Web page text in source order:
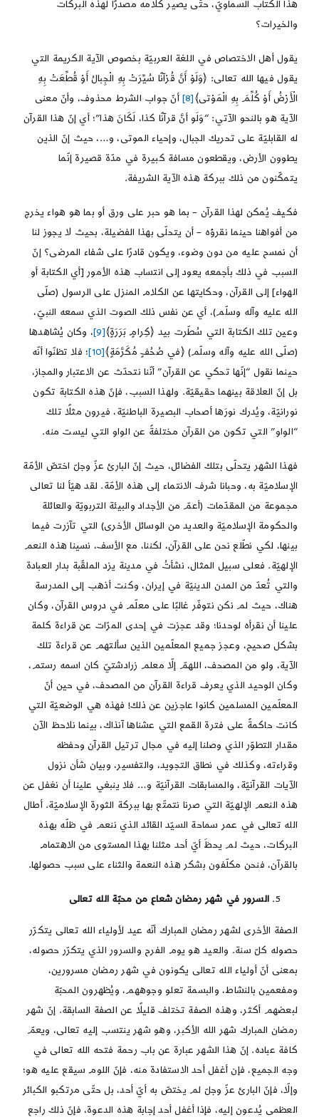
هذا الكتاب السماويّ، حتّى يصير كلامه مصدرًا لهذه البركات
والخيرات؟
يقول أهل الاختصاص في اللغة العربيّة بخصوص الآية الكريمة التي
يقول فيها الله تعالى: ﴿وَلَوْ أَنَّ قُرْآنًا سُيِّرَتْ‏ بِهِ الْجِبالُ أَوْ قُطِّعَتْ بِهِ
الْأَرْضُ أَوْ كُلِّمَ بِهِ الْمَوْتى‏﴾[8]
أنّ جواب الشرط محذوف، وأنّ معنى
الآية هو بالنحو الآتي: “وَلَو أنَّ قرآنًا كذا، لَكَانَ هذا”؛ أي إنّ هذا القرآن
له القابليّة على تحريك الجبال، وإحياء الموتى، و…، حيث إنّ الذين
يطوون الأرض، ويقطعون مسافة كبيرة في مدّة قصيرة إنّما
يتمكّنون من ذلك ببركة هذه الآية الشريفة.
فكيف يُمكن لهذا القرآن – بما هو حبر على ورق أو بما هو هواء يخرج
من أفواهنا حينما نقرؤه – أن يتحلّى بهذا الفضيلة، بحيث لا يجوز لنا
أن نمسح عليه من دون وضوء، ويكون قادرًا على شفاء المرضى؟ إنّ
السبب في ذلك بأجمعه يعود إلى انتساب هذه الأمور [أي الكتابة أو
الهواء] إلى القرآن، وحكايتها عن الكلام المنزل على الرسول (صلّى
الله عليه وآله وسلّم)، أي عن نفس ذلك الصوت الذي سمعه النبيّ،
وعين تلك الكتابة التي سُطّرت بيد ﴿كِرامٍ بَرَرَةٍ﴾[9]
، وكان يُشاهدها
(صلّى الله عليه وآله وسلّم) ﴿في‏ صُحُفٍ مُكَرَّمَةٍ﴾[10]
؛ فلا تظنّوا أنّه
حينما نقول “إنّها تحكي عن القرآن” أنّنا نتحدّث عن الاعتبار والمجاز،
بل إنّ العلاقة بينهما حقيقيّة. ولهذا السبب، فإنّ هذه الكتابة تكون
نورانيّة، ويُدرك نورَها أصحاب البصيرة الباطنيّة، فيرون مثلًا تلك
“الواو” التي تكون من القرآن مختلفةً عن الواو التي ليست منه.
فهذا الشهر يتحلّى بتلك الفضائل، حيث إنّ البارئ عزّ وجلّ اختصّ الأمّة
الإسلاميّة به، وحبانا شرف الانتماء إلى هذه الأمّة. لقد هيّأ لنا تعالى
مجموعة من المقدّمات (أعمّ من الأجداد والبيئة التربويّة والعائلة
والحكومة الإسلاميّة والعديد من الوسائل الأخرى) التي تآزرت فيما
بينها، لكي نطّلع نحن على القرآن، لكننا، مع الأسف، نسينا هذه النعم
الإلهيّة. فعلى سبيل المثال، نشأتُ في مدينة يزد الملقّبة بدار العبادة
والتي تُعدّ من المدن الدينيّة في إيران، وكنت أذهب إلى المدرسة
هناك، حيث لم نكن نتوفّر غالبًا على معلّم في دروس القرآن، وكان
علينا أن نقرأه لوحدنا؛ وقد عجزت في إحدى المرّات عن قراءة كلمة
بشكل صحيح، وعجز جميع المعلّمين الذين سألتهم عن قراءة تلك
الآية، ولو من المصحف، اللهمّ إلّا معلم زرادشتيّ كان اسمه رستم،
وكان الوحيد الذي يعرف قراءة القرآن من المصحف، في حين أنّ
المعلّمين المسلمين كانوا عاجزين عن ذلك! فهذه هي الوضعيّة التي
كانت حاكمةً على فترة القمع التي عشناها آنذاك، بينما نلاحظ الآن
مقدار التطوّر الذي وصلنا إليه في مجال ترتيل القرآن وحفظه
وقراءته، وكذلك في نطاق التجويد، والتفسير، وبيان شأن نزول
الآيات القرآنيّة، والمسابقات القرآنيّة و… فلا ينبغي علينا أن نغفل عن
هذه النعم الإلهيّة التي صرنا نتمتّع بها ببركة الثورة الإسلاميّة. أطال
الله تعالى في عمر سماحة السيّد القائد الذي ننعم في ظلّه بهذه
البركات، حيث لم يحظَ أيّ أحد مثلنا بهذا المستوى من الاهتمام
بالقرآن، فنحن مكلّفون بشكر هذه النعمة والثناء على سبب حصولها.
السرور في شهر رمضان شعاع من محبّة الله تعالى
الصفة الأخرى لشهر رمضان المبارك أنّه عيد لأولياء الله تعالى يتكرّر
حصوله كلّ سنة. والعيد هو يوم الفرح والسرور الذي يتكرّر حصوله،
بمعنى أنّ أولياء الله تعالى يكونون في شهر رمضان مسرورين،
ومفعمين بالنشاط، والبسمة تعلو وجوههم، ويُظهرون المحبّة
لبعضهم أكثر، وهذه الصفة تختلف قليلًا عن الصفة السابقة. إنّ شهر
رمضان المبارك شهر الله الأكبر، وهو شهر ينتسب إليه تعالى، ويعمّ
كافة عباده. إنّ هذا الشهر عبارة عن باب رحمة فتحه الله تعالى في
وجه الجميع، فإن أغفل أحد الاستفادة منه، فإنّ اللوم سيقع عليه هو؛
وإلّا، فإنّ البارئ عزّ وجلّ لم يختصّ به أيّ أحد، بل حتّى مرتكبو الكبائر
العظمى يُدعون إليه، فإذا أغفل أحد إجابة هذه الدعوة، فإنّ ذلك راجع